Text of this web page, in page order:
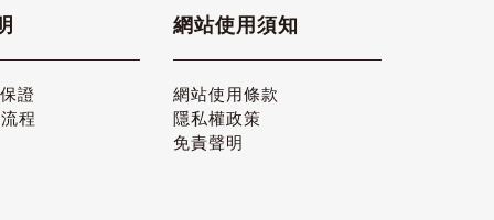
證
程
網站使用須知
網站使用條款
隱私權政策
免責聲明